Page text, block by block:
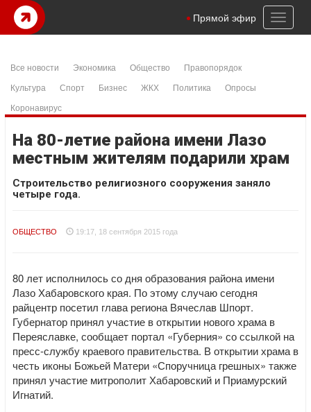
Toggle
Прямой эфир
Все новости Экономика Общество
Правопорядок
Культура
Спорт Бизнес ЖКХ Политика
Опросы
Коронавирус
На 80-летие района имени Лазо
местным жителям подарили храм
Строительство религиозного сооружения заняло
четыре года.
ОБЩЕСТВО 19:17, 18 сентября 2015 года
80 лет исполнилось со дня образования района имени
Лазо Хабаровского края. По этому случаю сегодня
райцентр посетил глава региона Вячеслав Шпорт.
Губернатор принял участие в открытии нового храма в
Переяславке, сообщает портал «Губерния» со ссылкой на
пресс-службу краевого правительства. В открытии храма в
честь иконы Божьей Матери «Споручница грешных» также
принял участие митрополит Хабаровский и Приамурский
Игнатий.